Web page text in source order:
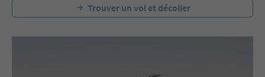
Trouver un vol et décoller